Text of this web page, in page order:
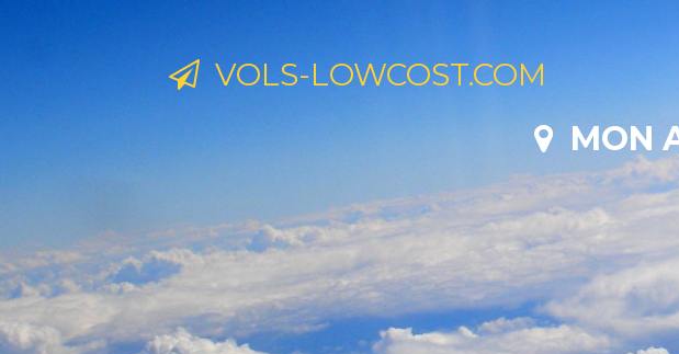
VOLS-LOWCOST.COM
MON